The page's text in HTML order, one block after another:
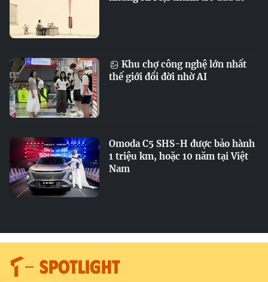
Khu chợ công nghệ lớn nhất
thế giới đổi đời nhờ AI
Omoda C5 SHS-H được bảo hành
1 triệu km, hoặc 10 năm tại Việt
Nam
SPOTLIGHT